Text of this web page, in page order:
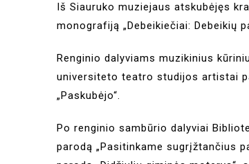
Iš Siauruko muziejaus atskubėjęs
monografiją „Debeikiečiai: Debeikių
Renginio dalyviams muzikinius
universiteto teatro studijos artistai
„Paskubėjo“.
Po renginio sambūrio dalyviai
parodą „Pasitinkame sugrįžtančius